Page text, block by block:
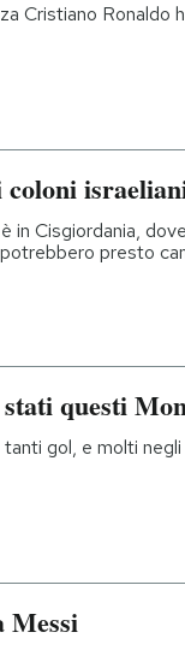
Cristiano Ronaldo
coloni
in Cisgiordania,
presto
stati questi
gol, e molti
Messi